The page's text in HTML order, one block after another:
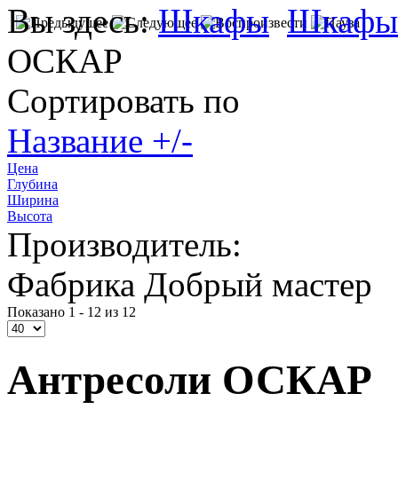
Вы здесь:Шкафы
ОСКАР
Сортировать по
Название +/-
Цена
Глубина
Ширина
Высота
Производитель:
Фабрика Добрый мастер
Показано 1 - 12 из 12
Антресоли ОСКАР